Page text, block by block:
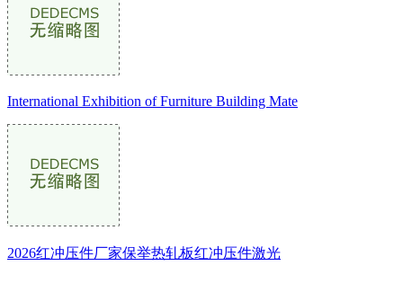
International Exhibition of Furniture Building Mate
2026红冲压件厂家保举热轧板红冲压件激光